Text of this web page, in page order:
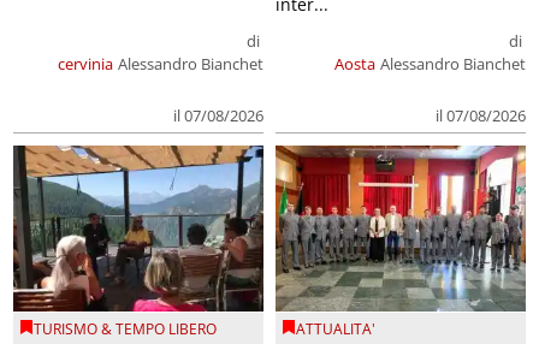
cervinia
di
Alessandro Bianchet
il 07/08/2026
Aosta
di
Alessandro Bianchet
il 07/08/2026
TURISMO & TEMPO LIBERO ATTUALITA'